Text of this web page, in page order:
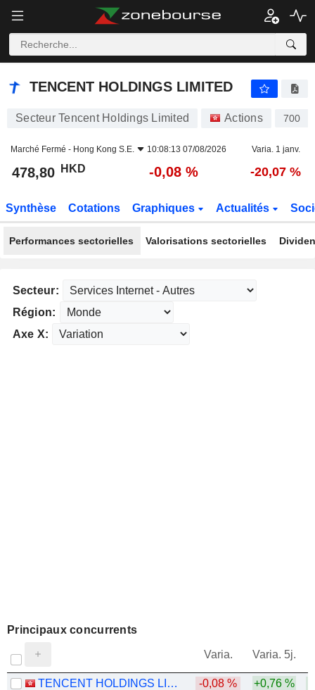
TENCENT HOLDINGS LIMITED
Secteur Tencent Holdings Limited Actions 700
Marché Fermé - Hong Kong S.E. 10:08:13 07/08/2026 Varia. 1 janv.
478,80 HKD -0,08 % -20,07 %
Synthèse Cotations Graphiques Actualités
Performances sectorielles Valorisations sectorielles
Secteur:
Région:
Axe X:
Principaux concurrents
Varia. Varia. 5j.
TENCENT HOLDINGS LIMITED
-0,08 % +0,76 %